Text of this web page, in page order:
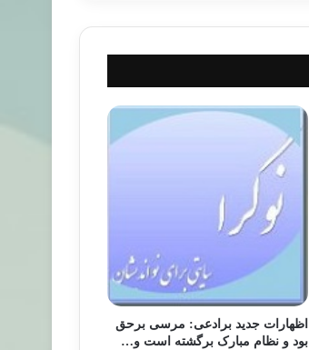
اظهارات جدید برادعی: مرسی برحق
بود و نظام مبارک برگشته است و…